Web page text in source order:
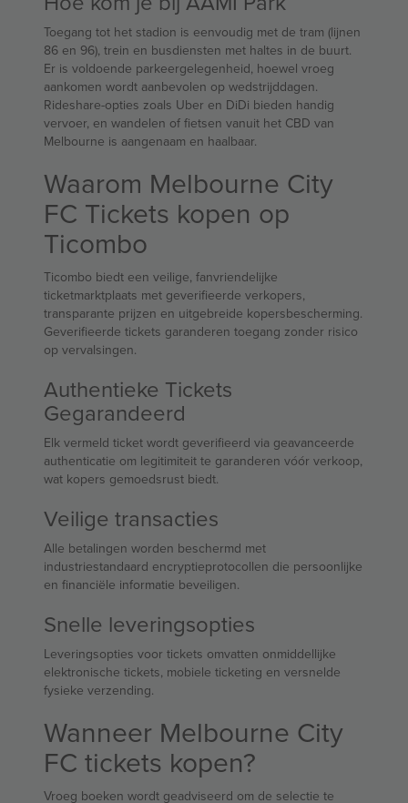
Toegang tot het stadion is eenvoudig met de tram (lijnen
86 en 96), trein en busdiensten met haltes in de buurt.
Er is voldoende parkeergelegenheid, hoewel vroeg
aankomen wordt aanbevolen op wedstrijddagen.
Rideshare-opties zoals Uber en DiDi bieden handig
vervoer, en wandelen of fietsen vanuit het CBD van
Melbourne is aangenaam en haalbaar.
Waarom Melbourne City
FC Tickets kopen op
Ticombo
Ticombo biedt een veilige, fanvriendelijke
ticketmarktplaats met geverifieerde verkopers,
transparante prijzen en uitgebreide kopersbescherming.
Geverifieerde tickets garanderen toegang zonder risico
op vervalsingen.
Authentieke Tickets
Gegarandeerd
Elk vermeld ticket wordt geverifieerd via geavanceerde
authenticatie om legitimiteit te garanderen vóór verkoop,
wat kopers gemoedsrust biedt.
Veilige transacties
Alle betalingen worden beschermd met
industriestandaard encryptieprotocollen die persoonlijke
en financiële informatie beveiligen.
Snelle leveringsopties
Leveringsopties voor tickets omvatten onmiddellijke
elektronische tickets, mobiele ticketing en versnelde
fysieke verzending.
Wanneer Melbourne City
FC tickets kopen?
Vroeg boeken wordt geadviseerd om de selectie te